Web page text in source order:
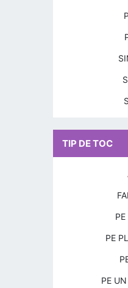
TIP DE TOC
PE
PE